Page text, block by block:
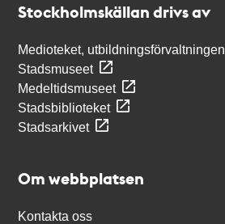
Stockholmskällan drivs av
Medioteket, utbildningsförvaltningen
Stadsmuseet
Medeltidsmuseet
Stadsbiblioteket
Stadsarkivet
Om webbplatsen
Kontakta oss